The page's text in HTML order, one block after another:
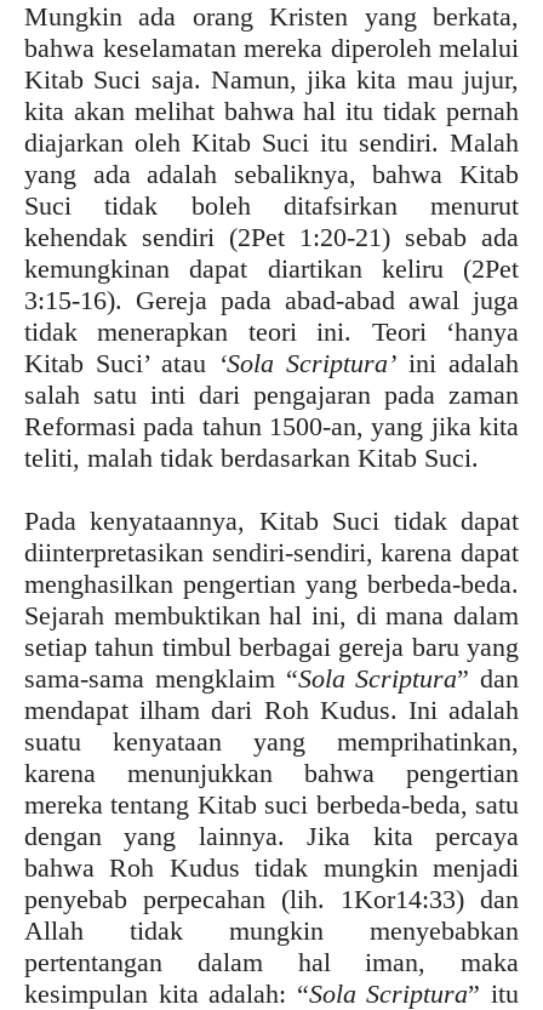
Mungkin ada orang Kristen yang berkata,
bahwa keselamatan mereka diperoleh melalui
Kitab Suci saja. Namun, jika kita mau jujur,
kita akan melihat bahwa hal itu tidak pernah
diajarkan oleh Kitab Suci itu sendiri. Malah
yang ada adalah sebaliknya, bahwa Kitab
Suci tidak boleh ditafsirkan menurut
kehendak sendiri (2Pet 1:20-21) sebab ada
kemungkinan dapat diartikan keliru (2Pet
3:15-16). Gereja pada abad-abad awal juga
tidak menerapkan teori ini. Teori ‘hanya
Kitab Suci’ atau ‘Sola Scriptura’ ini adalah
salah satu inti dari pengajaran pada zaman
Reformasi pada tahun 1500-an, yang jika kita
teliti, malah tidak berdasarkan Kitab Suci.
Pada kenyataannya, Kitab Suci tidak dapat
diinterpretasikan sendiri-sendiri, karena dapat
menghasilkan pengertian yang berbeda-beda.
Sejarah membuktikan hal ini, di mana dalam
setiap tahun timbul berbagai gereja baru yang
sama-sama mengklaim “Sola Scriptura” dan
mendapat ilham dari Roh Kudus. Ini adalah
suatu kenyataan yang memprihatinkan,
karena menunjukkan bahwa pengertian
mereka tentang Kitab suci berbeda-beda, satu
dengan yang lainnya. Jika kita percaya
bahwa Roh Kudus tidak mungkin menjadi
penyebab perpecahan (lih. 1Kor14:33) dan
Allah tidak mungkin menyebabkan
pertentangan dalam hal iman, maka
kesimpulan kita adalah: “Sola Scriptura” itu